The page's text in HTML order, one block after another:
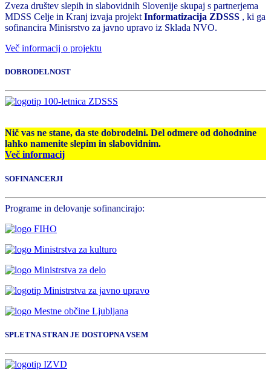
Zveza društev slepih in slabovidnih Slovenije skupaj s partnerjema
MDSS Celje in Kranj izvaja projekt Informatizacija ZDSSS , ki ga
sofinancira Minisrstvo za javno upravo iz Sklada NVO.
Več informacij o projektu
DOBRODELNOST
Nič vas ne stane, da ste dobrodelni. Del odmere od dohodnine
lahko namenite slepim in slabovidnim.
Več informacij
SOFINANCERJI
Programe in delovanje sofinancirajo:
SPLETNA STRAN JE DOSTOPNA VSEM